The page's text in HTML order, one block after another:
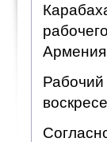
Рабочий